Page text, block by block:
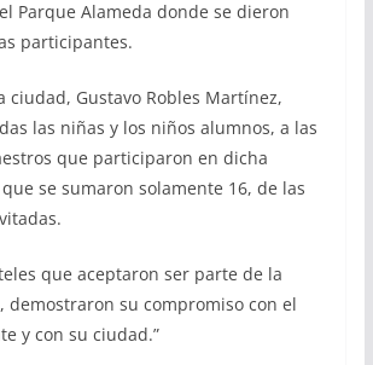
Parque Alameda donde se dieron
participantes.
ciudad, Gustavo Robles Martínez,
las niñas y los niños alumnos, a las
que participaron en dicha
se sumaron solamente 16, de las
que aceptaron ser parte de la
demostraron su compromiso con el
y con su ciudad.”